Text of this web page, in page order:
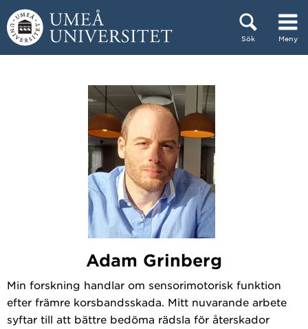
Hoppa direkt till innehållet
Sök Meny
Adam Grinberg
Min forskning handlar om sensorimotorisk funktion
efter främre korsbandsskada. Mitt nuvarande arbete
syftar till att bättre bedöma rädsla för återskador